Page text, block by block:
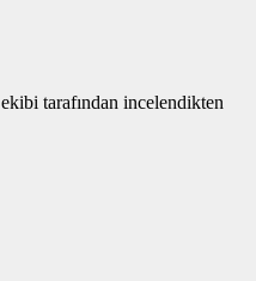
ekibi tarafından incelendikten